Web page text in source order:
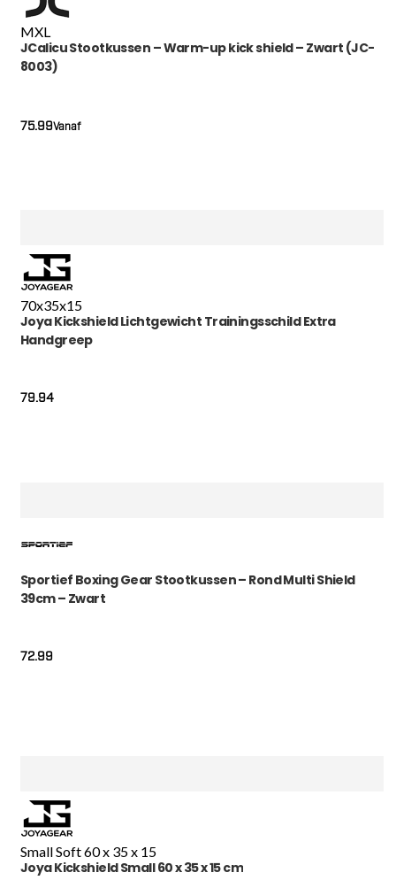
MXL
JCalicu Stootkussen – Warm-up kick shield – Zwart (JC-
8003)
Vanaf
75.99
70x35x15
Joya Kickshield Lichtgewicht Trainingsschild Extra
Handgreep
79.94
Sportief Boxing Gear Stootkussen – Rond Multi Shield
39cm – Zwart
72.99
Small Soft 60 x 35 x 15
Joya Kickshield Small 60 x 35 x 15 cm